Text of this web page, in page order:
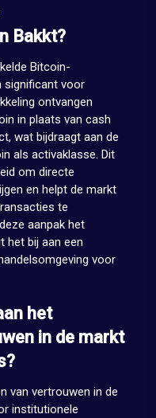
Bakkt?
Bitcoin-
significant voor
ontvangen
in plaats van cash
wat bijdraagt aan de
als activaklasse. Dit
om directe
en helpt de markt
te
aanpak het
het bij aan een
voor
het
in de markt
van vertrouwen in de
institutionele